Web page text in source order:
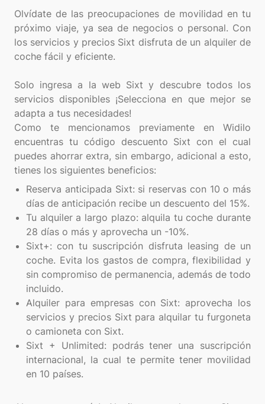
Olvídate de las preocupaciones de movilidad en tu
próximo viaje, ya sea de negocios o personal. Con
los servicios y precios Sixt disfruta de un alquiler de
coche fácil y eficiente.
Solo ingresa a la web Sixt y descubre todos los
servicios disponibles ¡Selecciona en que mejor se
adapta a tus necesidades!
Como te mencionamos previamente en Widilo
encuentras tu código descuento Sixt con el cual
puedes ahorrar extra, sin embargo, adicional a esto,
Reserva anticipada Sixt: si reservas con 10 o más
días de anticipación recibe un descuento del 15%.
Tu alquiler a largo plazo: alquila tu coche durante
28 días o más y aprovecha un -10%.
Sixt+: con tu suscripción disfruta leasing de un
coche. Evita los gastos de compra, flexibilidad y
sin compromiso de permanencia, además de todo
incluido.
Alquiler para empresas con Sixt: aprovecha los
servicios y precios Sixt para alquilar tu furgoneta
o camioneta con Sixt.
Sixt + Unlimited: podrás tener una suscripción
internacional, la cual te permite tener movilidad
en 10 países.